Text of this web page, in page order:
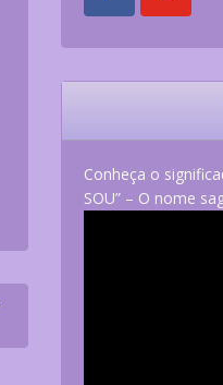
Conheça o
SOU” – O nome